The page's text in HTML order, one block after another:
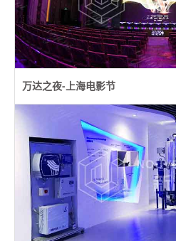
万达之夜-上海电影节